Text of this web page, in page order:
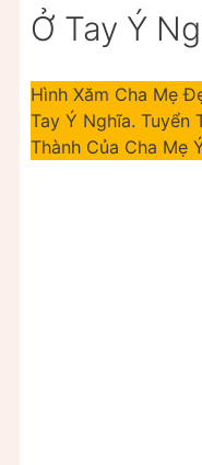
Ở Tay Ý
Hình Xăm Cha Mẹ
Tay Ý Nghĩa. Tuyển
Thành Của Cha Mẹ